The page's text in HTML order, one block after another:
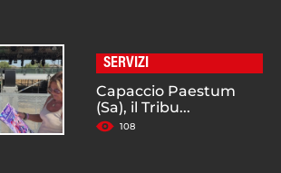
SERVIZI
Capaccio Paestum
(Sa), il Tribu...
108